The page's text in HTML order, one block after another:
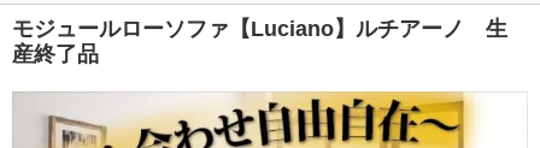
モジュールローソファ【Luciano】ルチアーノ 生
産終了品